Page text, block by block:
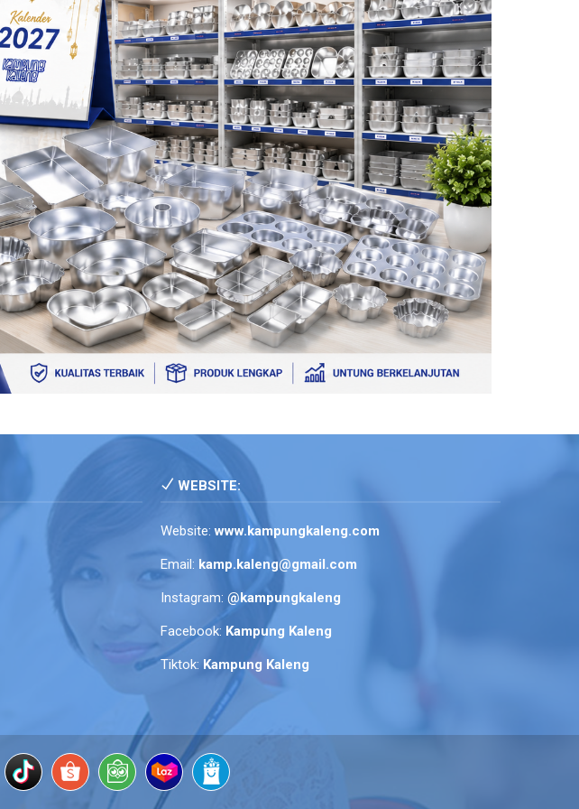
WEBSITE:
Website:www.kampungkaleng.com
Email: kamp.kaleng@gmail.com
Instagram:@kampungkaleng
Facebook: Kampung Kaleng
Tiktok: Kampung Kaleng